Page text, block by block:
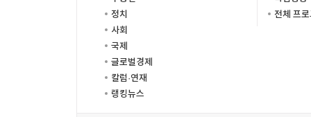
정치
사회
국제
글로벌경제
칼럼·연재
랭킹뉴스
전체 프